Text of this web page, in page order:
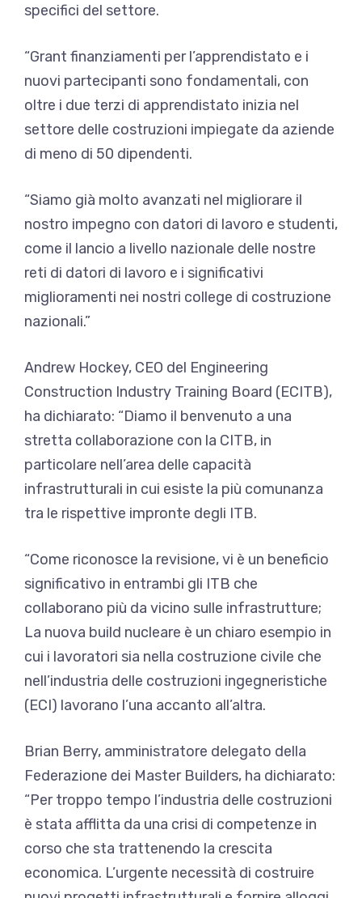
specifici del settore.
“Grant finanziamenti per l’apprendistato e i
nuovi partecipanti sono fondamentali, con
oltre i due terzi di apprendistato inizia nel
settore delle costruzioni impiegate da aziende
di meno di 50 dipendenti.
“Siamo già molto avanzati nel migliorare il
nostro impegno con datori di lavoro e studenti,
come il lancio a livello nazionale delle nostre
reti di datori di lavoro e i significativi
miglioramenti nei nostri college di costruzione
nazionali.”
Andrew Hockey, CEO del Engineering
Construction Industry Training Board (ECITB),
ha dichiarato: “Diamo il benvenuto a una
stretta collaborazione con la CITB, in
particolare nell’area delle capacità
infrastrutturali in cui esiste la più comunanza
tra le rispettive impronte degli ITB.
“Come riconosce la revisione, vi è un beneficio
significativo in entrambi gli ITB che
collaborano più da vicino sulle infrastrutture;
La nuova build nucleare è un chiaro esempio in
cui i lavoratori sia nella costruzione civile che
nell’industria delle costruzioni ingegneristiche
(ECI) lavorano l’una accanto all’altra.
Brian Berry, amministratore delegato della
Federazione dei Master Builders, ha dichiarato:
“Per troppo tempo l’industria delle costruzioni
è stata afflitta da una crisi di competenze in
corso che sta trattenendo la crescita
economica. L’urgente necessità di costruire